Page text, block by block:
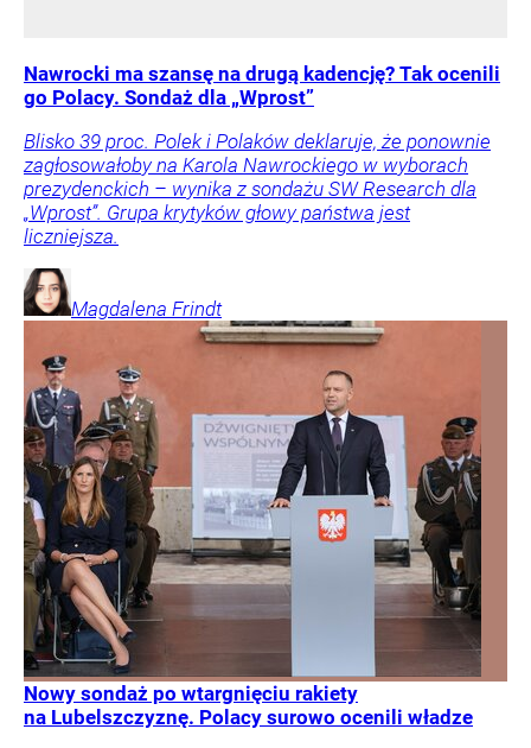
Nawrocki ma szansę na drugą kadencję? Tak ocenili
go Polacy. Sondaż dla „Wprost”
Blisko 39 proc. Polek i Polaków deklaruje, że ponownie
zagłosowałoby na Karola Nawrockiego w wyborach
prezydenckich – wynika z sondażu SW Research dla
„Wprost”. Grupa krytyków głowy państwa jest
liczniejsza.
Magdalena Frindt
Nowy sondaż po wtargnięciu rakiety
na Lubelszczyznę. Polacy surowo ocenili władze